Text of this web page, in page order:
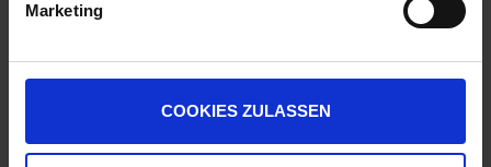
Marketing
COOKIES ZULASSEN